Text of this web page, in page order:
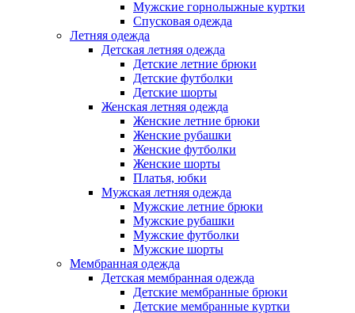
Мужские горнолыжные куртки
Спусковая одежда
Летняя одежда
Детская летняя одежда
Детские летние брюки
Детские футболки
Детские шорты
Женская летняя одежда
Женские летние брюки
Женские рубашки
Женские футболки
Женские шорты
Платья, юбки
Мужская летняя одежда
Мужские летние брюки
Мужские рубашки
Мужские футболки
Мужские шорты
Мембранная одежда
Детская мембранная одежда
Детские мембранные брюки
Детские мембранные куртки